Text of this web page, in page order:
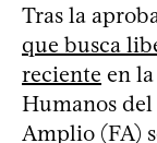
Tras la
que busca
reciente en
Humanos
Amplio (FA)